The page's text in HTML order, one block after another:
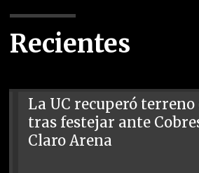
Recientes
La UC recuperó
tras festejar ante
Claro Arena